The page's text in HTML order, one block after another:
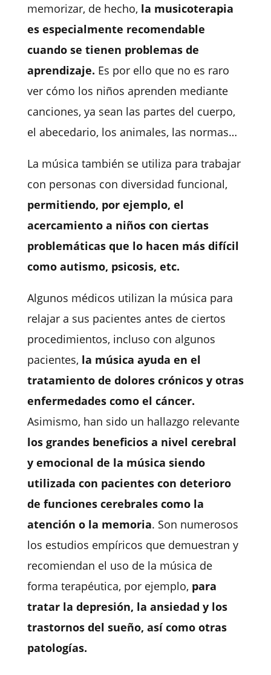
memorizar, de hecho, la musicoterapia
es especialmente recomendable
cuando se tienen problemas de
aprendizaje. Es por ello que no es raro
ver cómo los niños aprenden mediante
canciones, ya sean las partes del cuerpo,
el abecedario, los animales, las normas…
La música también se utiliza para trabajar
con personas con diversidad funcional,
permitiendo, por ejemplo, el
acercamiento a niños con ciertas
problemáticas que lo hacen más difícil
como autismo, psicosis, etc.
Algunos médicos utilizan la música para
relajar a sus pacientes antes de ciertos
procedimientos, incluso con algunos
pacientes, la música ayuda en el
tratamiento de dolores crónicos y otras
enfermedades como el cáncer.
Asimismo, han sido un hallazgo relevante
los grandes beneficios a nivel cerebral
y emocional de la música siendo
utilizada con pacientes con deterioro
de funciones cerebrales como la
atención o la memoria. Son numerosos
los estudios empíricos que demuestran y
recomiendan el uso de la música de
forma terapéutica, por ejemplo, para
tratar la depresión, la ansiedad y los
trastornos del sueño, así como otras
patologías.